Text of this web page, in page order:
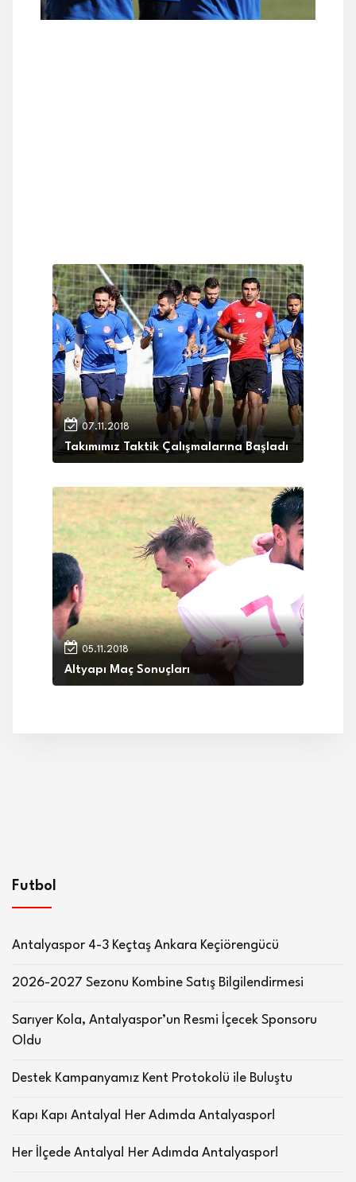
07.11.2018
Takımımız Taktik Çalışmalarına Başladı
05.11.2018
Altyapı Maç Sonuçları
Futbol
Antalyaspor 4-3 Keçtaş Ankara Keçiörengücü
2026-2027 Sezonu Kombine Satış Bilgilendirmesi
Sarıyer Kola, Antalyaspor’un Resmi İçecek Sponsoru
Oldu
Destek Kampanyamız Kent Protokolü ile Buluştu
Kapı Kapı Antalya! Her Adımda Antalyaspor!
Her İlçede Antalya! Her Adımda Antalyaspor!